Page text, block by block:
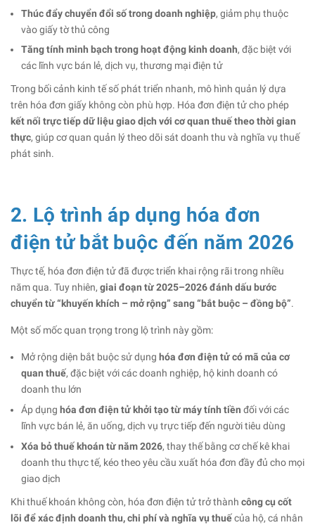
Thúc đẩy chuyển đổi số trong doanh nghiệp, giảm phụ thuộc
vào giấy tờ thủ công
Tăng tính minh bạch trong hoạt động kinh doanh, đặc biệt với
các lĩnh vực bán lẻ, dịch vụ, thương mại điện tử
Trong bối cảnh kinh tế số phát triển nhanh, mô hình quản lý dựa
trên hóa đơn giấy không còn phù hợp. Hóa đơn điện tử cho phép
kết nối trực tiếp dữ liệu giao dịch với cơ quan thuế theo thời gian
thực, giúp cơ quan quản lý theo dõi sát doanh thu và nghĩa vụ thuế
phát sinh.
2. Lộ trình áp dụng hóa đơn
điện tử bắt buộc đến năm 2026
Thực tế, hóa đơn điện tử đã được triển khai rộng rãi trong nhiều
năm qua. Tuy nhiên, giai đoạn từ 2025–2026 đánh dấu bước
chuyển từ “khuyến khích – mở rộng” sang “bắt buộc – đồng bộ”.
Một số mốc quan trọng trong lộ trình này gồm:
Mở rộng diện bắt buộc sử dụng hóa đơn điện tử có mã của cơ
quan thuế, đặc biệt với các doanh nghiệp, hộ kinh doanh có
doanh thu lớn
Áp dụng hóa đơn điện tử khởi tạo từ máy tính tiền đối với các
lĩnh vực bán lẻ, ăn uống, dịch vụ trực tiếp đến người tiêu dùng
Xóa bỏ thuế khoán từ năm 2026, thay thế bằng cơ chế kê khai
doanh thu thực tế, kéo theo yêu cầu xuất hóa đơn đầy đủ cho mọi
giao dịch
Khi thuế khoán không còn, hóa đơn điện tử trở thành công cụ cốt
lõi để xác định doanh thu, chi phí và nghĩa vụ thuếcủa hộ, cá nhân